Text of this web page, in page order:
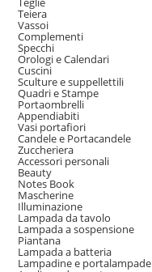
Teiera
Vassoi
Complementi
Specchi
Orologi e Calendari
Cuscini
Sculture e suppellettili
Quadri e Stampe
Portaombrelli
Appendiabiti
Vasi portafiori
Candele e Portacandele
Zuccheriera
Accessori personali
Beauty
Notes Book
Mascherine
Illuminazione
Lampada da tavolo
Lampada a sospensione
Piantana
Lampada a batteria
Lampadine e portalampade